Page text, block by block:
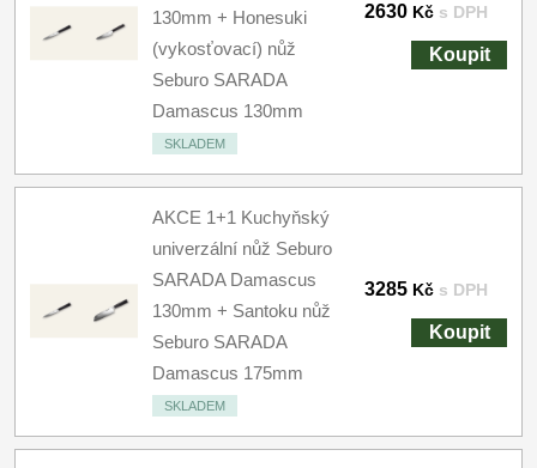
130mm + Honesuki
(vykosťovací) nůž
Seburo SARADA
Damascus 130mm
SKLADEM
2630 Kč s DPH
Koupit
AKCE 1+1 Kuchyňský
univerzální nůž Seburo
SARADA Damascus
130mm + Santoku nůž
Seburo SARADA
Damascus 175mm
SKLADEM
3285 Kč s DPH
Koupit